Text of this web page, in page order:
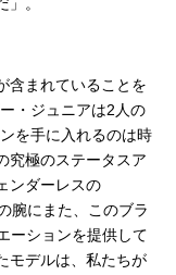
含まれていることを
・ジュニアは2人の
を手に入れるのは時
究極のステータスア
ンダーレスの
腕にまた、このブラ
ーションを提供して
モデルは、私たちが